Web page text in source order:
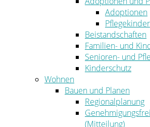
Adoptionen
Pflegekinder
Beistandschaften
Familien- und
Senioren- und
Kinderschutz
Wohnen
Bauen und Planen
Regionalplanung
(Mitteilung)